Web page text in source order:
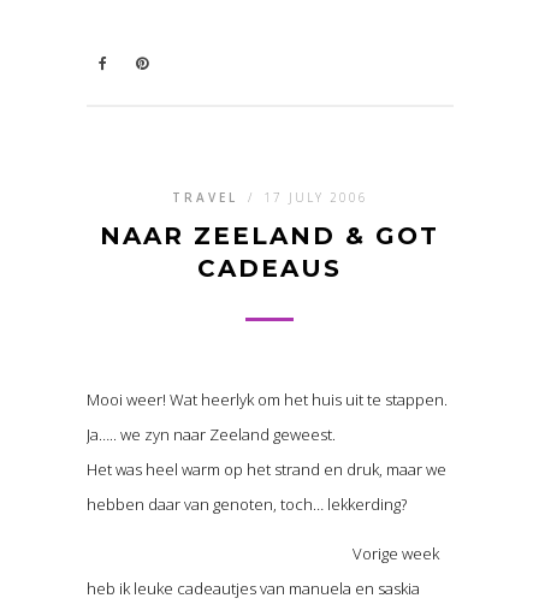
TRAVEL / 17 JULY 2006
NAAR ZEELAND & GOT
CADEAUS
Mooi weer! Wat heerlyk om het huis uit te stappen.
Ja….. we zyn naar Zeeland geweest.
Het was heel warm op het strand en druk, maar we
hebben daar van genoten, toch… lekkerding?
Vorige week
heb ik leuke cadeautjes van manuela en saskia